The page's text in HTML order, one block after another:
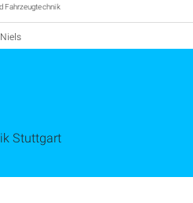
Fahrzeugtechnik
Stuttgart